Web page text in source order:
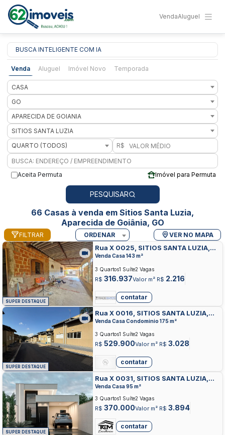
VendaAluguel
BUSCA INTELIGENTE COM IA
Venda Aluguel Imóvel Novo Temporada
CASA
GO
APARECIDA DE GOIANIA
SITIOS SANTA LUZIA
QUARTO (TODOS)
R$
Aceita Permuta Imóvel para Permuta
PESQUISAR
66 Casas à venda em Sitios Santa Luzia,
Aparecida de Goiânia, GO
FILTRAR ORDENAR VER NO MAPA
SUPER DESTAQUE
Rua X 0025, SITIOS SANTA LUZIA,
APARECIDA DE GOIANIA
Venda Casa 143 m²
R$ 316.937Valor m² R$ 2.216
3 Quartos1 Suíte2 Vagas
contatar
SUPER DESTAQUE
Rua X 0016, SITIOS SANTA LUZIA,
APARECIDA DE GOIANIA
Venda Casa Condominio 175 m²
R$ 529.900Valor m² R$ 3.028
3 Quartos1 Suíte2 Vagas
contatar
SUPER DESTAQUE
Rua X 0031, SITIOS SANTA LUZIA,
APARECIDA DE GOIANIA
Venda Casa 95 m²
R$ 370.000Valor m² R$ 3.894
3 Quartos1 Suíte2 Vagas
contatar